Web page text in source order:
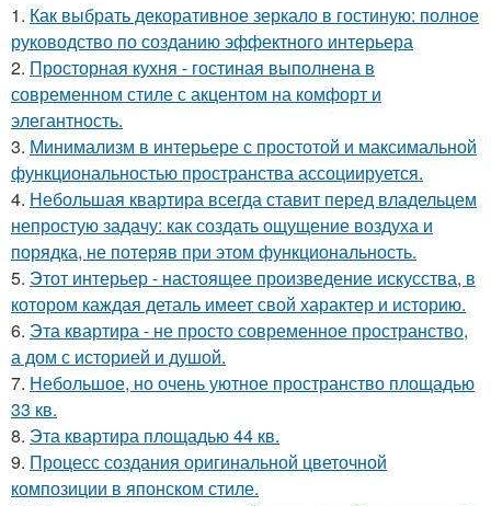
1. Как выбрать декоративное зеркало в гостиную: полное
руководство по созданию эффектного интерьера
2. Просторная кухня - гостиная выполнена в
современном стиле с акцентом на комфорт и
элегантность.
3. Минимализм в интерьере с простотой и максимальной
функциональностью пространства ассоциируется.
4. Небольшая квартира всегда ставит перед владельцем
непростую задачу: как создать ощущение воздуха и
порядка, не потеряв при этом функциональность.
5. Этот интерьер - настоящее произведение искусства, в
котором каждая деталь имеет свой характер и историю.
6. Эта квартира - не просто современное пространство,
а дом с историей и душой.
7. Небольшое, но очень уютное пространство площадью
33 кв.
8. Эта квартира площадью 44 кв.
9. Процесс создания оригинальной цветочной
композиции в японском стиле.